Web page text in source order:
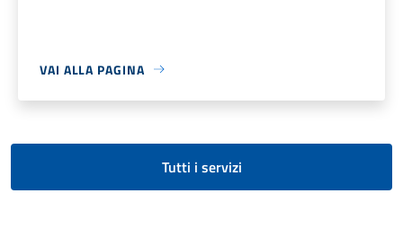
VAI ALLA PAGINA
Tutti i servizi